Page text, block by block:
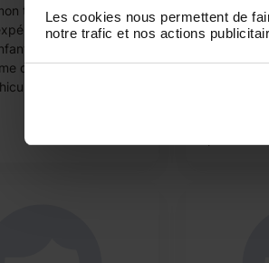
Les cookies nous permettent de
notre trafic et nos actions
temps libre. J'ai
dans la
et je possède
de premiers secours.
il est donc
après
semaine .
dans le